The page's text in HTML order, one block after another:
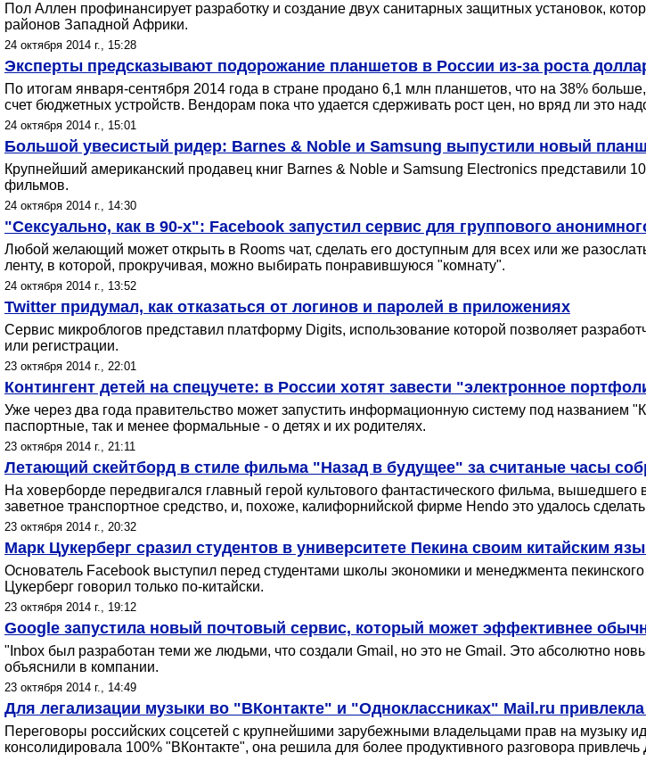
Пол Аллен профинансирует разработку и создание двух санитарных защитных установок,
районов Западной Африки.
24 октября 2014 г., 15:28
Эксперты предсказывают подорожание планшетов в России из-за роста
По итогам января-сентября 2014 года в стране продано 6,1 млн планшетов, что на 38%
счет бюджетных устройств. Вендорам пока что удается сдерживать рост цен, но вряд ли это
24 октября 2014 г., 15:01
Большой увесистый ридер: Barnes & Noble и Samsung выпустили новый
Крупнейший американский продавец книг Barnes & Noble и Samsung Electronics
фильмов.
24 октября 2014 г., 14:30
"Сексуально, как в 90-х": Facebook запустил сервис для группового
Любой желающий может открыть в Rooms чат, сделать его доступным для всех или же
ленту, в которой, прокручивая, можно выбирать понравившуюся "комнату".
24 октября 2014 г., 13:52
Twitter придумал, как отказаться от логинов и паролей в приложениях
Сервис микроблогов представил платформу Digits, использование которой позволяет
или регистрации.
23 октября 2014 г., 22:01
Контингент детей на спецучете: в России хотят завести "электронное
Уже через два года правительство может запустить информационную систему под названием
паспортные, так и менее формальные - о детях и их родителях.
23 октября 2014 г., 21:11
Летающий скейтборд в стиле фильма "Назад в будущее" за считаные часы
На ховерборде передвигался главный герой культового фантастического фильма,
заветное транспортное средство, и, похоже, калифорнийской фирме Hendo это удалось
23 октября 2014 г., 20:32
Марк Цукерберг сразил студентов в университете Пекина своим китайским
Основатель Facebook выступил перед студентами школы экономики и менеджмента
Цукерберг говорил только по-китайски.
23 октября 2014 г., 19:12
Google запустила новый почтовый сервис, который может эффективнее
"Inbox был разработан теми же людьми, что создали Gmail, но это не Gmail. Это абсолютно
объяснили в компании.
23 октября 2014 г., 14:49
Для легализации музыки во "ВКонтакте" и "Одноклассниках" Mail.ru
Переговоры российских соцсетей с крупнейшими зарубежными владельцами прав на музыку
консолидировала 100% "ВКонтакте", она решила для более продуктивного разговора